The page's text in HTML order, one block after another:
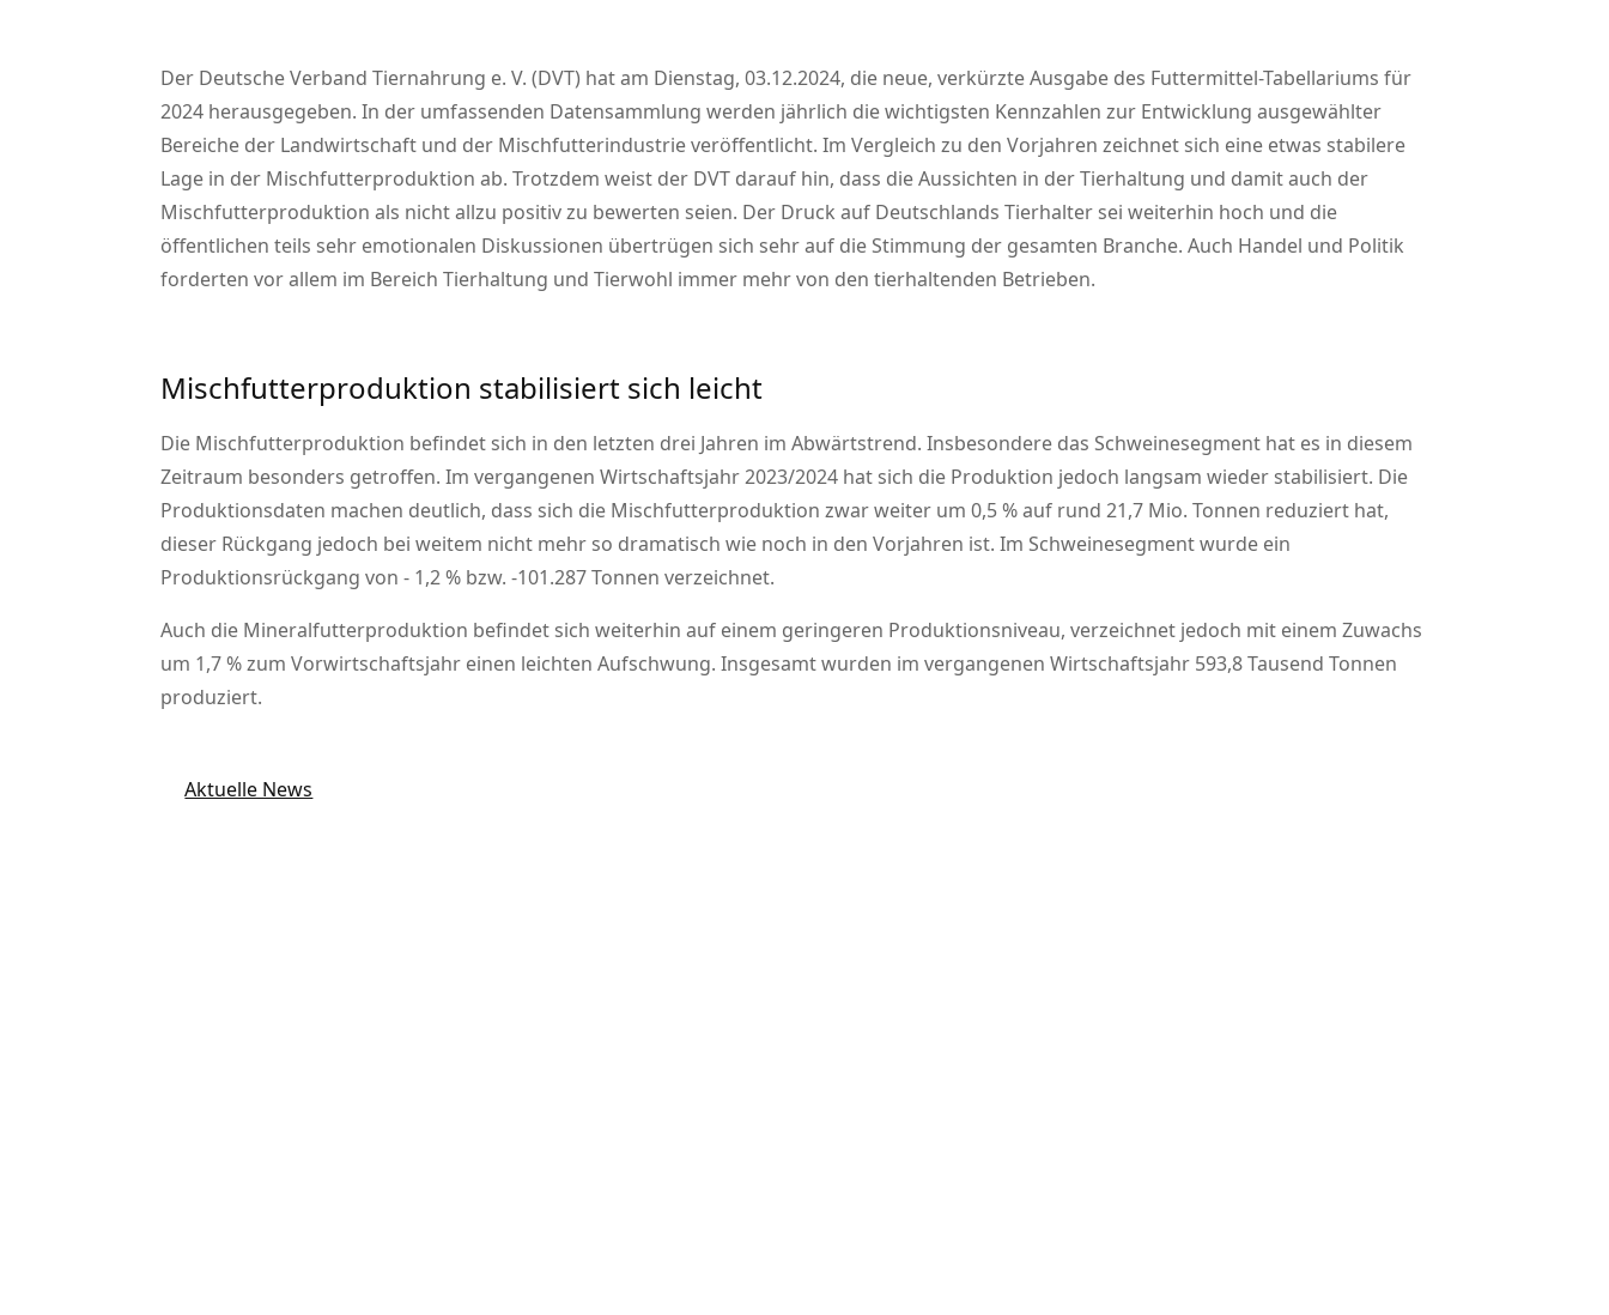
Der Deutsche Verband Tiernahrung e. V. (DVT) hat am Dienstag, 03.12.2024, die neue, verkürzte Ausgabe des Futtermittel-Tabellariums für
2024 herausgegeben. In der umfassenden Datensammlung werden jährlich die wichtigsten Kennzahlen zur Entwicklung ausgewählter
Bereiche der Landwirtschaft und der Mischfutterindustrie veröffentlicht. Im Vergleich zu den Vorjahren zeichnet sich eine etwas stabilere
Lage in der Mischfutterproduktion ab. Trotzdem weist der DVT darauf hin, dass die Aussichten in der Tierhaltung und damit auch der
Mischfutterproduktion als nicht allzu positiv zu bewerten seien. Der Druck auf Deutschlands Tierhalter sei weiterhin hoch und die
öffentlichen teils sehr emotionalen Diskussionen übertrügen sich sehr auf die Stimmung der gesamten Branche. Auch Handel und Politik
forderten vor allem im Bereich Tierhaltung und Tierwohl immer mehr von den tierhaltenden Betrieben.
Mischfutterproduktion stabilisiert sich leicht
Die Mischfutterproduktion befindet sich in den letzten drei Jahren im Abwärtstrend. Insbesondere das Schweinesegment hat es in diesem
Zeitraum besonders getroffen. Im vergangenen Wirtschaftsjahr 2023/2024 hat sich die Produktion jedoch langsam wieder stabilisiert. Die
Produktionsdaten machen deutlich, dass sich die Mischfutterproduktion zwar weiter um 0,5 % auf rund 21,7 Mio. Tonnen reduziert hat,
dieser Rückgang jedoch bei weitem nicht mehr so dramatisch wie noch in den Vorjahren ist. Im Schweinesegment wurde ein
Produktionsrückgang von - 1,2 % bzw. -101.287 Tonnen verzeichnet.
Auch die Mineralfutterproduktion befindet sich weiterhin auf einem geringeren Produktionsniveau, verzeichnet jedoch mit einem Zuwachs
um 1,7 % zum Vorwirtschaftsjahr einen leichten Aufschwung. Insgesamt wurden im vergangenen Wirtschaftsjahr 593,8 Tausend Tonnen
produziert.
Aktuelle News